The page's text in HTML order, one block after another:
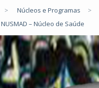
> Núcleos e Programas
>
NUSMAD – Núcleo de Saúde